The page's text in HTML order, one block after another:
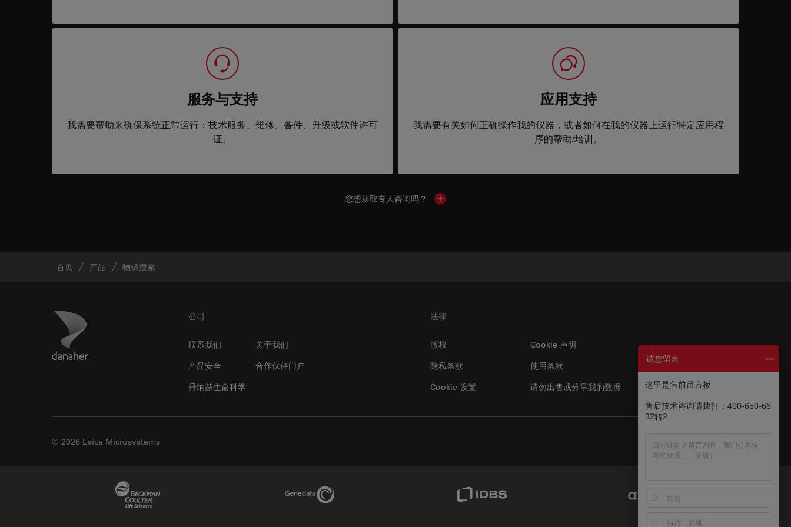
服务与支持
我需要帮助来确保系统正常运行：技术服务、维修、备件、升级或软件许可
证。
应用支持
我需要有关如何正确操作我的仪器，或者如何在我的仪器上运行特定应用程
序的帮助/培训。
您想获取专人咨询吗？ Show local contacts
首页 产品 物镜搜索
Danaher Logo 公司
联系我们
关于我们
产品安全
合作伙伴门户
丹纳赫生命科学
法律
版权
Cookie 声明
隐私条款
请勿出售或分享我的数据
使用条款
Cookie 设置
US|zh
© 2026 Leica Microsystems
Genedata Link IDBS Link
请您留言
这里是售前留言板
售后技术咨询请拨打：400-650-66
32转2